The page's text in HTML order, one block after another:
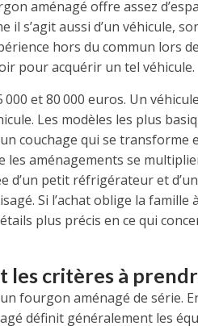
aménagé offre assez
il s’agit aussi d’un
hors du commun lors
pour acquérir un tel véhicule.
et 80 000 euros. Un
Les modèles les plus
un couchage qui se
aménagements se
petit réfrigérateur et
Si l’achat oblige la
plus précis en ce qui
les critères à
fourgon aménagé de série.
définit généralement les